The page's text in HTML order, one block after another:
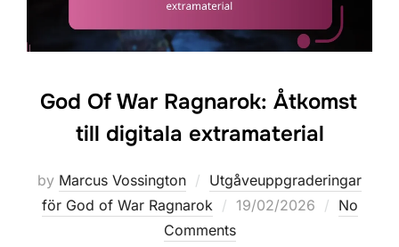
God Of War Ragnarok: Åtkomst
till digitala extramaterial
by Marcus Vossington
Utgåveuppgraderingar
för God of War Ragnarok
Posted
on
19/02/2026
No
Comments